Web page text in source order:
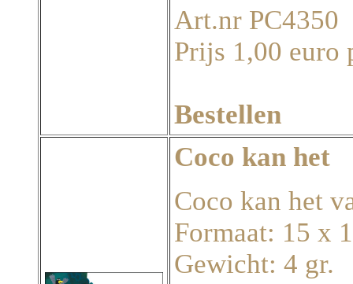
Art.nr PC4350
Prijs 1,00 euro
Bestellen
Coco kan het
Coco kan het
Formaat: 15 x
Gewicht: 4 gr.